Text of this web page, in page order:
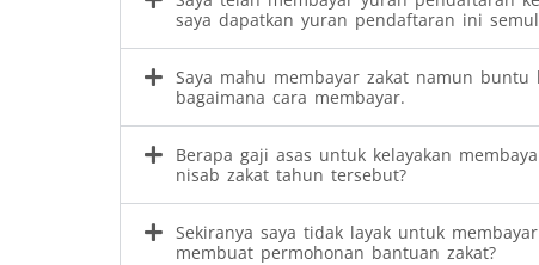
saya dapatkan yuran pendaftaran ini
Saya mahu membayar zakat namun
bagaimana cara membayar.
Berapa gaji asas untuk kelayakan
nisab zakat tahun tersebut?
Sekiranya saya tidak layak untuk
membuat permohonan bantuan zakat?